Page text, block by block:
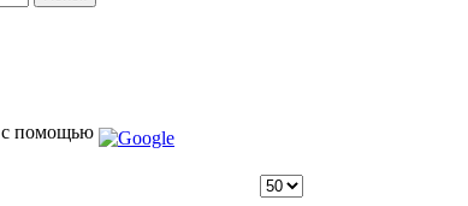
с помощью